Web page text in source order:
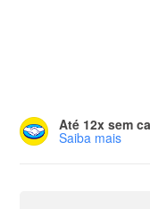
Até 12x sem
Saiba mais